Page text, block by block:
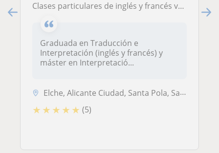
Clases particulares de inglés y francés varios niveles
Graduada en Traducción e
Interpretación (inglés y francés) y
máster en Interpretació...
Elche, Alicante Ciudad, Santa Pola, San Vicente del Raspeig
★ ★ ★ ★ ★ (5)